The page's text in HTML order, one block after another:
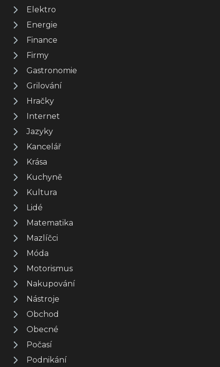
Elektro
Energie
Finance
Firmy
Gastronomie
Grilování
Hračky
Internet
Jazyky
Kancelář
Krása
Kuchyně
Kultura
Lidé
Matematika
Mazlíčci
Móda
Motorismus
Nakupování
Nástroje
Obchod
Obecné
Počasí
Podnikání